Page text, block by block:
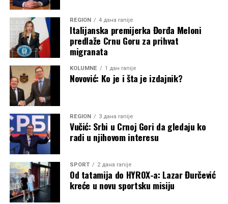
REGION 4 дана ranije
Italijanska premijerka Đorđa Meloni
predlaže Crnu Goru za prihvat
migranata
KOLUMNE 1 дан ranije
Novović: Ko je i šta je izdajnik?
REGION 3 дана ranije
Vučić: Srbi u Crnoj Gori da gledaju ko
radi u njihovom interesu
SPORT 2 дана ranije
Od tatamija do HYROX-a: Lazar Đurčević
kreće u novu sportsku misiju